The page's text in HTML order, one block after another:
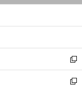
ン
ウ
開
く
新
し
い
新